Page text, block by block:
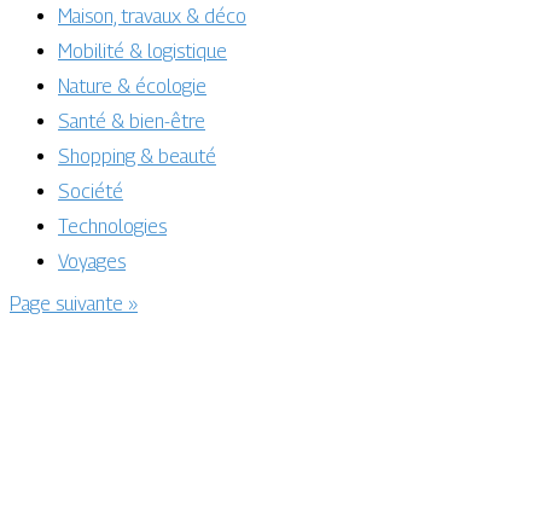
Maison, travaux & déco
Mobilité & logistique
Nature & écologie
Santé & bien-être
Shopping & beauté
Société
Technologies
Voyages
Page suivante »